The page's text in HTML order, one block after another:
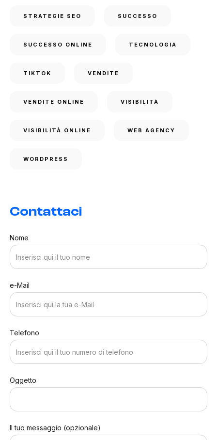
STRATEGIE SEO SUCCESSO
SUCCESSO ONLINE TECNOLOGIA
TIKTOK VENDITE
VENDITE ONLINE VISIBILITÀ
VISIBILITÀ ONLINE WEB AGENCY
WORDPRESS
Contattaci
Nome
e-Mail
Telefono
Oggetto
Il tuo messaggio (opzionale)